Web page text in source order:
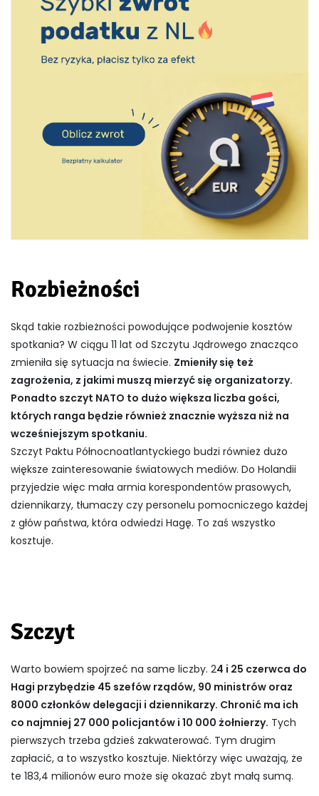
Rozbieżności
Skąd takie rozbieżności powodujące podwojenie kosztów
spotkania? W ciągu 11 lat od Szczytu Jądrowego znacząco
zmieniła się sytuacja na świecie. Zmieniły się też
zagrożenia, z jakimi muszą mierzyć się organizatorzy.
Ponadto szczyt NATO to dużo większa liczba gości,
których ranga będzie również znacznie wyższa niż na
wcześniejszym spotkaniu.
Szczyt Paktu Północnoatlantyckiego budzi również dużo
większe zainteresowanie światowych mediów. Do Holandii
przyjedzie więc mała armia korespondentów prasowych,
dziennikarzy, tłumaczy czy personelu pomocniczego każdej
z głów państwa, która odwiedzi Hagę. To zaś wszystko
kosztuje.
Szczyt
Warto bowiem spojrzeć na same liczby. 24 i 25 czerwca do
Hagi przybędzie 45 szefów rządów, 90 ministrów oraz
8000 członków delegacji i dziennikarzy. Chronić ma ich
co najmniej 27 000 policjantów i 10 000 żołnierzy. Tych
pierwszych trzeba gdzieś zakwaterować. Tym drugim
zapłacić, a to wszystko kosztuje. Niektórzy więc uważają, że
te 183,4 milionów euro może się okazać zbyt małą sumą.